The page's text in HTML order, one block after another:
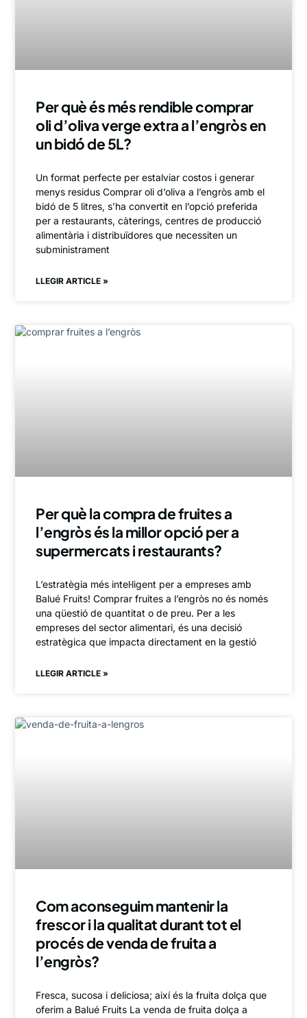
Per què és més rendible comprar
oli d’oliva verge extra a l’engròs en
un bidó de 5L?
Un format perfecte per estalviar costos i generar
menys residus Comprar oli d’oliva a l’engròs amb el
bidó de 5 litres, s’ha convertit en l’opció preferida
per a restaurants, càterings, centres de producció
alimentària i distribuïdores que necessiten un
subministrament
LLEGIR ARTICLE »
Per què la compra de fruites a
l’engròs és la millor opció per a
supermercats i restaurants?
L’estratègia més intel·ligent per a empreses amb
Balué Fruits! Comprar fruites a l’engròs no és només
una qüestió de quantitat o de preu. Per a les
empreses del sector alimentari, és una decisió
estratègica que impacta directament en la gestió
LLEGIR ARTICLE »
Com aconseguim mantenir la
frescor i la qualitat durant tot el
procés de venda de fruita a
l’engròs?
Fresca, sucosa i deliciosa; així és la fruita dolça que
oferim a Balué Fruits La venda de fruita dolça a